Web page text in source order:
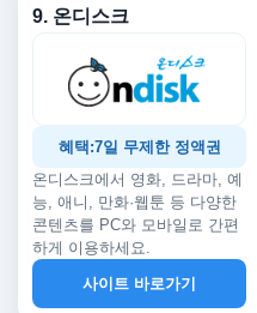
9. 온디스크
혜택:7일 무제한 정액권
온디스크에서 영화, 드라마, 예
능, 애니, 만화·웹툰 등 다양한
콘텐츠를 PC와 모바일로 간편
하게 이용하세요.
사이트 바로가기